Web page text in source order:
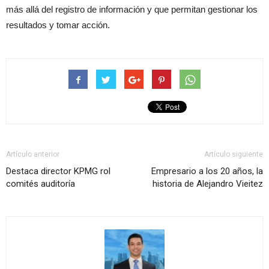
más allá del registro de información y que permitan gestionar los
resultados y tomar acción.
Artículo anterior
Destaca director KPMG rol
comités auditoría
Artículo siguiente
Empresario a los 20 años, la
historia de Alejandro Vieitez